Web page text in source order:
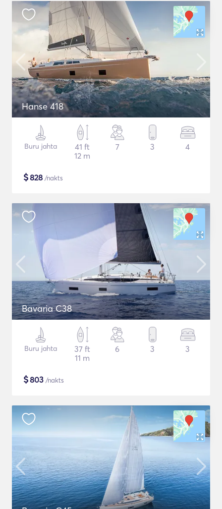
Hanse 418
Buru jahta
41 ft
12 m
7 3 4
$828 /nakts
Bavaria C38
Buru jahta
37 ft
11 m
6 3 3
$803 /nakts